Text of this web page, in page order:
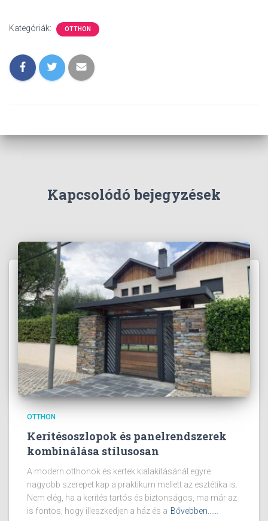
Kategóriák: OTTHON
Kapcsolódó bejegyzések
OTTHON
Kerítésoszlopok és panelrendszerek
kombinálása stílusosan
A modern otthonok és kertek kialakításánál egyre
nagyobb szerepet kap a praktikum mellett az esztétika is.
Nem elég, ha a kerítés tartós és biztonságos, ma már az
is fontos, hogy illeszkedjen a ház és a Bővebben...…